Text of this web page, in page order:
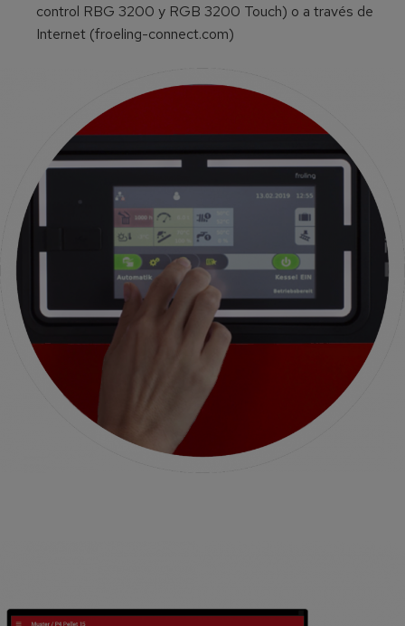
control RBG 3200 y RGB 3200 Touch) o a través de
Internet (froeling-connect.com)